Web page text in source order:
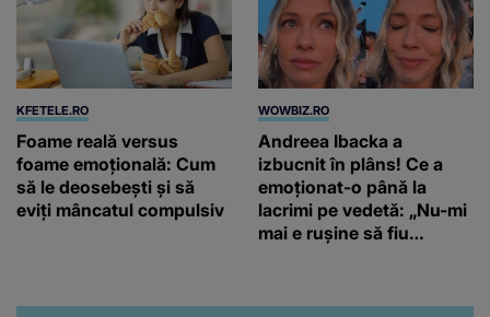
KFETELE.RO
Foame reală versus
foame emoțională: Cum
să le deosebești și să
eviți mâncatul compulsiv
WOWBIZ.RO
Andreea Ibacka a
izbucnit în plâns! Ce a
emoționat-o până la
lacrimi pe vedetă: „Nu-mi
mai e rușine să fiu